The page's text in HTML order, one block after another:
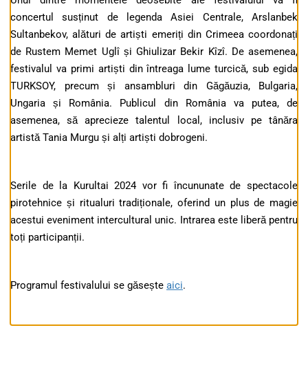
concertul susținut de legenda Asiei Centrale, Arslanbek
Sultanbekov, alături de artiști emeriți din Crimeea coordonați
de Rustem Memet Uglî și Ghiulizar Bekir Kîzî. De asemenea,
festivalul va primi artiști din întreaga lume turcică, sub egida
TURKSOY, precum și ansambluri din Găgăuzia, Bulgaria,
Ungaria și România. Publicul din România va putea, de
asemenea, să aprecieze talentul local, inclusiv pe tânăra
artistă Tania Murgu și alți artiști dobrogeni.
Serile de la Kurultai 2024 vor fi încununate de spectacole
pirotehnice și ritualuri tradiționale, oferind un plus de magie
acestui eveniment intercultural unic. Intrarea este liberă pentru
toți participanții.
Programul festivalului se găsește aici.